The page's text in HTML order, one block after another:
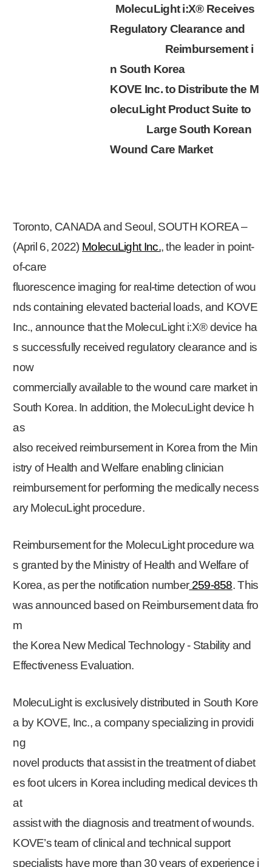
MolecuLight i:X® Receives
Regulatory Clearance and
Reimbursement i
n South Korea
KOVE Inc. to Distribute the M
olecuLight Product Suite to
Large South Korean
Wound Care Market
Toronto, CANADA and Seoul, SOUTH KOREA –
(April 6, 2022) MolecuLight Inc., the leader in point-
of-care
fluorescence imaging for real-time detection of wou
nds containing elevated bacterial loads, and KOVE
Inc., announce that the MolecuLight i:X® device ha
s successfully received regulatory clearance and is
now
commercially available to the wound care market in
South Korea. In addition, the MolecuLight device h
as
also received reimbursement in Korea from the Min
istry of Health and Welfare enabling clinician
reimbursement for performing the medically necess
ary MolecuLight procedure.
Reimbursement for the MolecuLight procedure wa
s granted by the Ministry of Health and Welfare of
Korea, as per the notification number259-858. This
was announced based on Reimbursement data fro
m
the Korea New Medical Technology - Stability and
Effectiveness Evaluation.
MolecuLight is exclusively distributed in South Kore
a by KOVE, Inc., a company specializing in providi
ng
novel products that assist in the treatment of diabet
es foot ulcers in Korea including medical devices th
at
assist with the diagnosis and treatment of wounds.
KOVE’s team of clinical and technical support
specialists have more than 30 years of experience i